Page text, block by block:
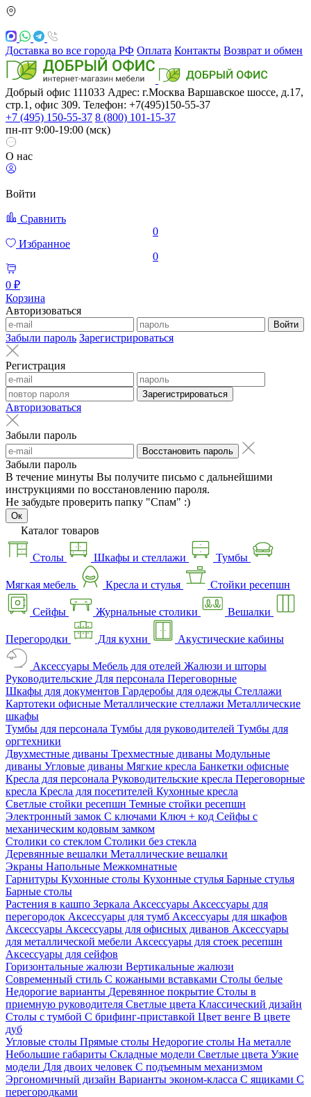
Доставка во все города РФ Оплата Контакты Возврат и обмен
Добрый офис 111033 Адрес: г.Москва Варшавское шоссе, д.17,
стр.1, офис 309. Телефон: +7(495)150-55-37
+7 (495) 150-55-37 8 (800) 101-15-37
пн-пт 9:00-19:00 (мск)
О нас
Войти
Сравнить
0
Избранное
0
0 ₽
Корзина
Авторизоваться
Войти
Забыли пароль Зарегистрироваться
Регистрация
Зарегистрироваться
Авторизоваться
Забыли пароль
Восстановить пароль
Забыли пароль
В течение минуты Вы получите письмо с дальнейшими
инструкциями по восстановлению пароля.
Не забудьте проверить папку "Спам" :)
Ок
Каталог товаров
Столы Шкафы и стеллажи Тумбы
Мягкая мебель Кресла и стулья Стойки ресепшн
Сейфы Журнальные столики Вешалки
Перегородки Для кухни Акустические кабины
Аксессуары Мебель для отелей Жалюзи и шторы
Руководительские Для персонала Переговорные
Шкафы для документов Гардеробы для одежды Стеллажи
Картотеки офисные Металлические стеллажи Металлические
шкафы
Тумбы для персонала Тумбы для руководителей Тумбы для
оргтехники
Двухместные диваны Трехместные диваны Модульные
диваны Угловые диваны Мягкие кресла Банкетки офисные
Кресла для персонала Руководительские кресла Переговорные
кресла Кресла для посетителей Кухонные кресла
Светлые стойки ресепшн Темные стойки ресепшн
Электронный замок С ключами Ключ + код Сейфы с
механическим кодовым замком
Столики со стеклом Столики без стекла
Деревянные вешалки Металлические вешалки
Экраны Напольные Межкомнатные
Гарнитуры Кухонные столы Кухонные стулья Барные стулья
Барные столы
Растения в кашпо Зеркала Аксессуары Аксессуары для
перегородок Аксессуары для тумб Аксессуары для шкафов
Аксессуары Аксессуары для офисных диванов Аксессуары
для металлической мебели Аксессуары для стоек ресепшн
Аксессуары для сейфов
Горизонтальные жалюзи Вертикальные жалюзи
Современный стиль С кожаными вставками Столы белые
Недорогие варианты Деревянное покрытие Столы в
приемную руководителя Светлые цвета Классический дизайн
Столы с тумбой С брифинг-приставкой Цвет венге В цвете
дуб
Угловые столы Прямые столы Недорогие столы На металле
Небольшие габариты Складные модели Светлые цвета Узкие
модели Для двоих человек С подъемным механизмом
Эргономичный дизайн Варианты эконом-класса С ящиками С
перегородками